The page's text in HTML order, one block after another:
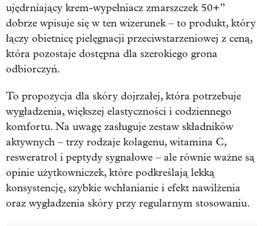
ujędrniający krem-wypełniacz zmarszczek 50+”
dobrze wpisuje się w ten wizerunek – to produkt, który
łączy obietnicę pielęgnacji przeciwstarzeniowej z ceną,
która pozostaje dostępna dla szerokiego grona
odbiorczyń.
To propozycja dla skóry dojrzałej, która potrzebuje
wygładzenia, większej elastyczności i codziennego
komfortu. Na uwagę zasługuje zestaw składników
aktywnych – trzy rodzaje kolagenu, witamina C,
resweratrol i peptydy sygnałowe – ale równie ważne są
opinie użytkowniczek, które podkreślają lekką
konsystencję, szybkie wchłanianie i efekt nawilżenia
oraz wygładzenia skóry przy regularnym stosowaniu.